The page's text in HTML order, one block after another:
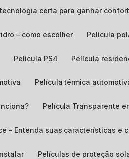
certa para ganhar
– como escolher Película
Película PS4 Película
Película térmica
Película Transparente
– Entenda suas características e
Películas de proteção